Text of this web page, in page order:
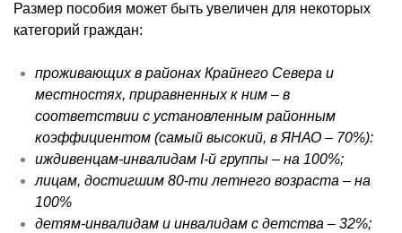
Размер пособия может быть увеличен для некоторых
категорий граждан:
проживающих в районах Крайнего Севера и
местностях, приравненных к ним – в
соответствии с установленным районным
коэффициентом (самый высокий, в ЯНАО – 70%):
иждивенцам-инвалидам I-й группы – на 100%;
лицам, достигшим 80-ти летнего возраста – на
100%
детям-инвалидам и инвалидам с детства – 32%;